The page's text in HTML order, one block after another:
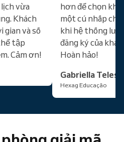
vừa
Khách
và số
tập
Cảm ơn!
hơn để chọn
một cú nhấp
khi hệ thống
đăng ký của
Hoàn hảo!
Gabriella Teles
Hexag Educação